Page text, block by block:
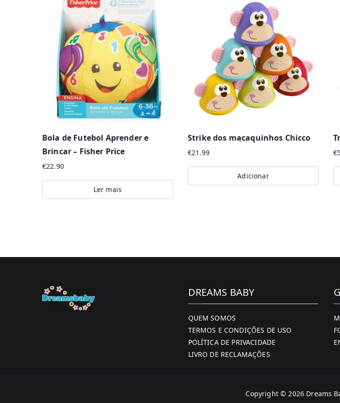
Bola de Futebol Aprender e
Brincar – Fisher Price
€22.90
Ler mais
Strike dos macaquinhos Chicco
€21.99
Adicionar
€
DREAMS BABY
QUEM SOMOS
TERMOS E CONDIÇÕES DE USO
POLÍTICA DE PRIVACIDADE
LIVRO DE RECLAMAÇÕES
Copyright © 2026 Dreams